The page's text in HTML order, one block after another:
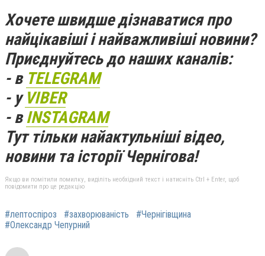
Хочете швидше дізнаватися про
найцікавіші і найважливіші новини?
Приєднуйтесь до наших каналів:
- в TELEGRAM
- у VIBER
- вINSTAGRAM
Тут тільки найактульніші відео,
новини та історії Чернігова!
Якщо ви помітили помилку, виділіть необхідний текст і натисніть Ctrl + Enter, щоб
повідомити про це редакцію
#лептоспіроз #захворюваність
#Чернігівщина
#Олександр Чепурний